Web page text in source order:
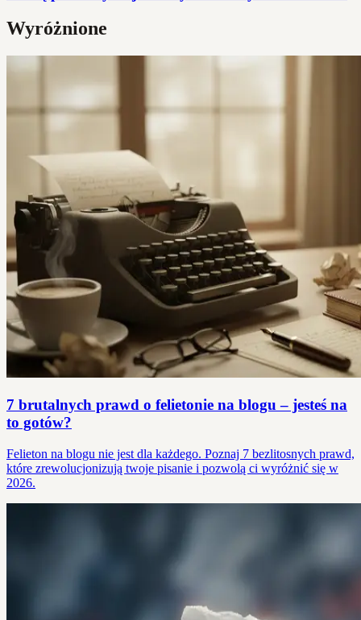
Wyróżnione
7 brutalnych prawd o felietonie na blogu – jesteś na
to gotów?
Felieton na blogu nie jest dla każdego. Poznaj 7 bezlitosnych prawd,
które zrewolucjonizują twoje pisanie i pozwolą ci wyróżnić się w
2026.